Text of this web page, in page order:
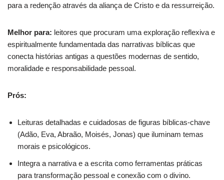
para a redenção através da aliança de Cristo e da ressurreição.
Melhor para: leitores que procuram uma exploração reflexiva e
espiritualmente fundamentada das narrativas bíblicas que
conecta histórias antigas a questões modernas de sentido,
moralidade e responsabilidade pessoal.
Prós:
Leituras detalhadas e cuidadosas de figuras bíblicas-chave
(Adão, Eva, Abraão, Moisés, Jonas) que iluminam temas
morais e psicológicos.
Integra a narrativa e a escrita como ferramentas práticas
para transformação pessoal e conexão com o divino.